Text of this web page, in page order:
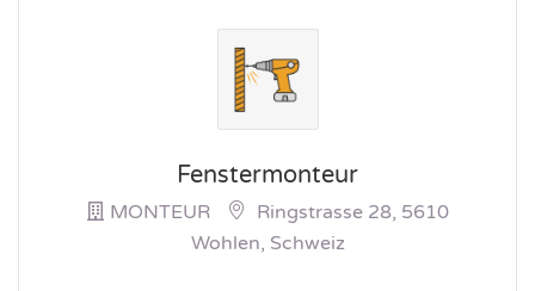
Fenstermonteur
MONTEUR
Ringstrasse 28, 5610
Wohlen, Schweiz